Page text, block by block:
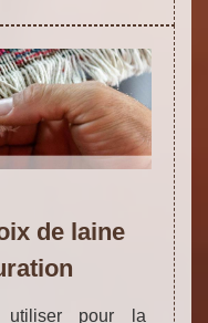
de laine
pour la